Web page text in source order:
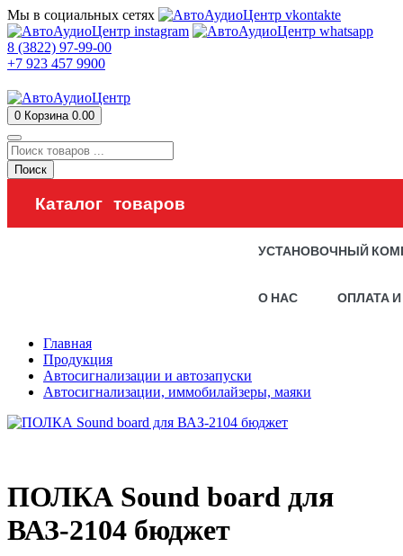
Мы в социальных сетях
8 (3822) 97-99-00
+7 923 457 9900
0 Корзина 0.00
Поиск
Каталог товаров
УСТАНОВОЧНЫЙ
О НАС ОПЛАТА
Главная
Продукция
Автосигнализации и автозапуски
Автосигнализации, иммобилайзеры, маяки
ПОЛКА Sound board для
ВАЗ-2104 бюджет